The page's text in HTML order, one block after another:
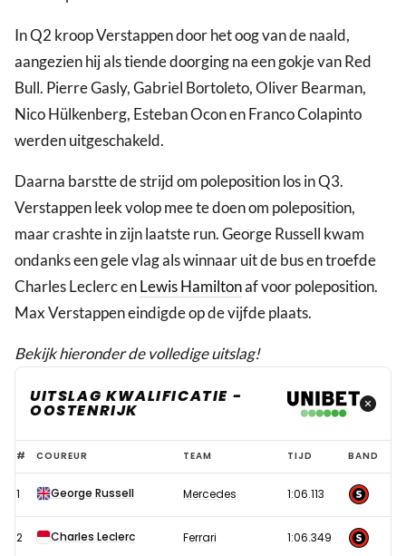
In Q2 kroop Verstappen door het oog van de naald,
aangezien hij als tiende doorging na een gokje van Red
Bull. Pierre Gasly, Gabriel Bortoleto, Oliver Bearman,
Nico Hülkenberg, Esteban Ocon en Franco Colapinto
werden uitgeschakeld.
Daarna barstte de strijd om poleposition los in Q3.
Verstappen leek volop mee te doen om poleposition,
maar crashte in zijn laatste run. George Russell kwam
ondanks een gele vlag als winnaar uit de bus en troefde
Charles Leclerc enLewis Hamiltonaf voor poleposition.
Max Verstappen eindigde op de vijfde plaats.
Bekijk hieronder de volledige uitslag!
UITSLAG KWALIFICATIE -
OOSTENRIJK
Uitslag
kwalificatie
F1
GP
# COUREUR TEAM TIJD BAND
1 George Russell Mercedes 1:06.113
2 Charles Leclerc Ferrari 1:06.349